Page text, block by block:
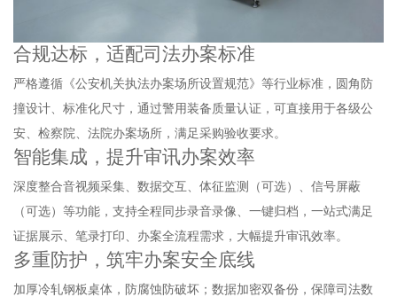
合规达标，适配司法办案标准
严格遵循《公安机关执法办案场所设置规范》等行业标准，圆角防
撞设计、标准化尺寸，通过警用装备质量认证，可直接用于各级公
安、检察院、法院办案场所，满足采购验收要求。
智能集成，提升审讯办案效率
深度整合音视频采集、数据交互、体征监测（可选）、信号屏蔽
（可选）等功能，支持全程同步录音录像、一键归档，一站式满足
证据展示、笔录打印、办案全流程需求，大幅提升审讯效率。
多重防护，筑牢办案安全底线
加厚冷轧钢板桌体，防腐蚀防破坏；数据加密双备份，保障司法数